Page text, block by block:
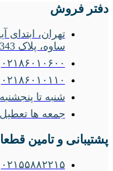
دفتر فروش
تهران، ابتدای
ساوه، پلاک 343 و 345
۰۲۱۸۶۰۱۰۶۰۰
۰۲۱۸۶۰۱۰۱۱۰
شنبه تا پنجشنبه
جمعه ها
پشتیبانی و تامین
۰۲۱۵۵۸۸۲۲۱۵